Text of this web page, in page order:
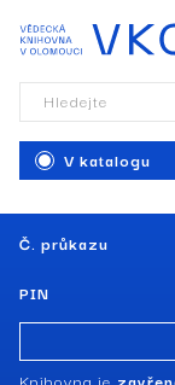
Č. průkazu
PIN
Knihovna je
Hledejte
V katalogu